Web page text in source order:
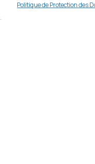
Politique de Protection des